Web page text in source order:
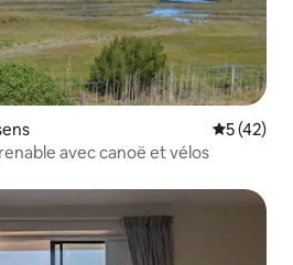
5 (42)
avec canoë et vélos